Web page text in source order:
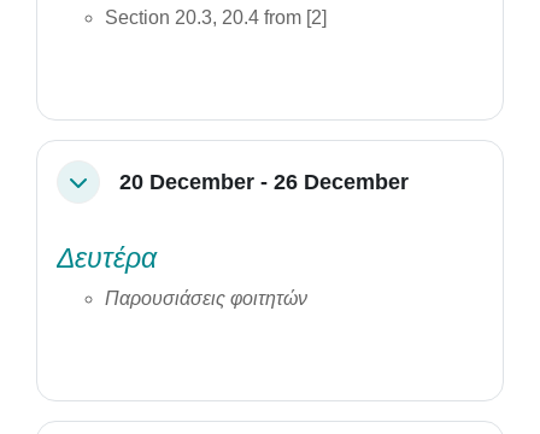
Section 20.3, 20.4 from [2]
Collapse20 December - 26 December
Δευτέρα
Παρουσιάσεις φοιτητών